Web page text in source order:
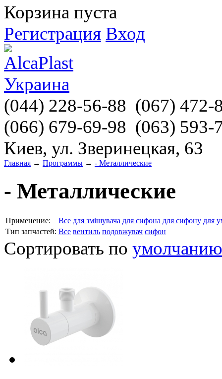
Корзина пуста
Регистрация Вход
(044) 228-56-88 (067) 472-
(066) 679-69-98 (063) 593-
Киев, ул. Зверинецкая, 63
Главная → Программы → - Металлические
- Металлические
Применение: Все для змішувача для сифона для сифону для
Тип запчастей: Все вентиль подовжувач сифон
Сортировать по умолчанию